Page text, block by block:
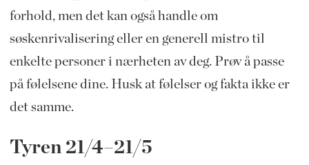
forhold, men det kan også handle om
søskenrivalisering eller en generell mistro til
enkelte personer i nærheten av deg. Prøv å passe
på følelsene dine. Husk at følelser og fakta ikke er
det samme.
Tyren 21/4–21/5